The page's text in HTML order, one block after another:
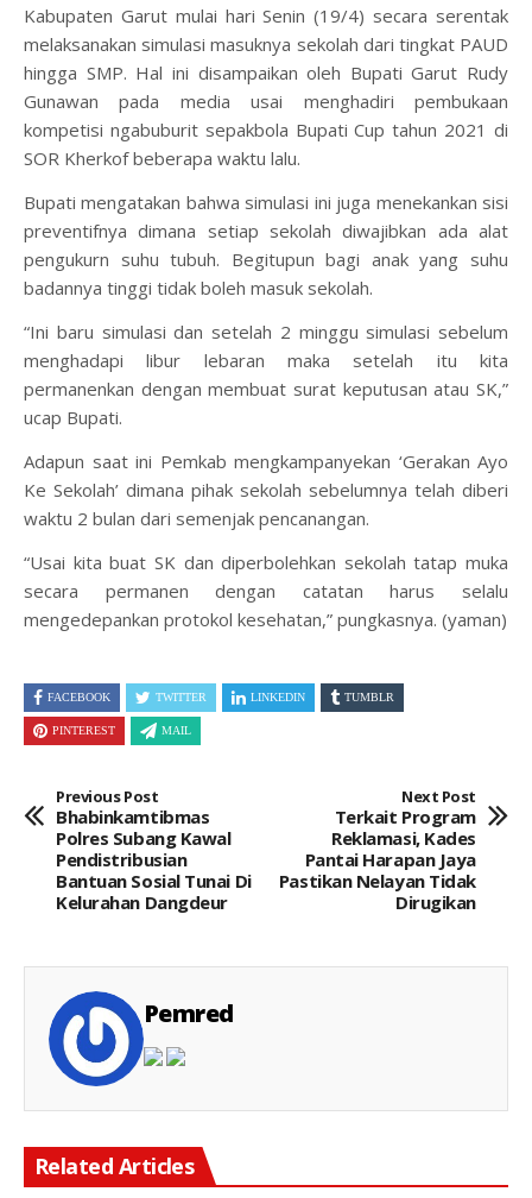
Kabupaten Garut mulai hari Senin (19/4) secara serentak
melaksanakan simulasi masuknya sekolah dari tingkat PAUD
hingga SMP. Hal ini disampaikan oleh Bupati Garut Rudy
Gunawan pada media usai menghadiri pembukaan
kompetisi ngabuburit sepakbola Bupati Cup tahun 2021 di
SOR Kherkof beberapa waktu lalu.
Bupati mengatakan bahwa simulasi ini juga menekankan sisi
preventifnya dimana setiap sekolah diwajibkan ada alat
pengukurn suhu tubuh. Begitupun bagi anak yang suhu
badannya tinggi tidak boleh masuk sekolah.
“Ini baru simulasi dan setelah 2 minggu simulasi sebelum
menghadapi libur lebaran maka setelah itu kita
permanenkan dengan membuat surat keputusan atau SK,”
ucap Bupati.
Adapun saat ini Pemkab mengkampanyekan ‘Gerakan Ayo
Ke Sekolah’ dimana pihak sekolah sebelumnya telah diberi
waktu 2 bulan dari semenjak pencanangan.
“Usai kita buat SK dan diperbolehkan sekolah tatap muka
secara permanen dengan catatan harus selalu
mengedepankan protokol kesehatan,” pungkasnya. (yaman)
FACEBOOK TWITTER LINKEDIN TUMBLR
PINTEREST MAIL
Previous Post
Bhabinkamtibmas
Polres Subang Kawal
Pendistribusian
Bantuan Sosial Tunai Di
Kelurahan Dangdeur
Next Post
Terkait Program
Reklamasi, Kades
Pantai Harapan Jaya
Pastikan Nelayan Tidak
Dirugikan
Pemred
Related Articles